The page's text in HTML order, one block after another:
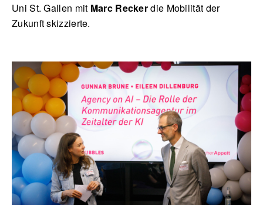
Uni St. Gallen mit Marc Reckerdie Mobilität der
Zukunft skizzierte.